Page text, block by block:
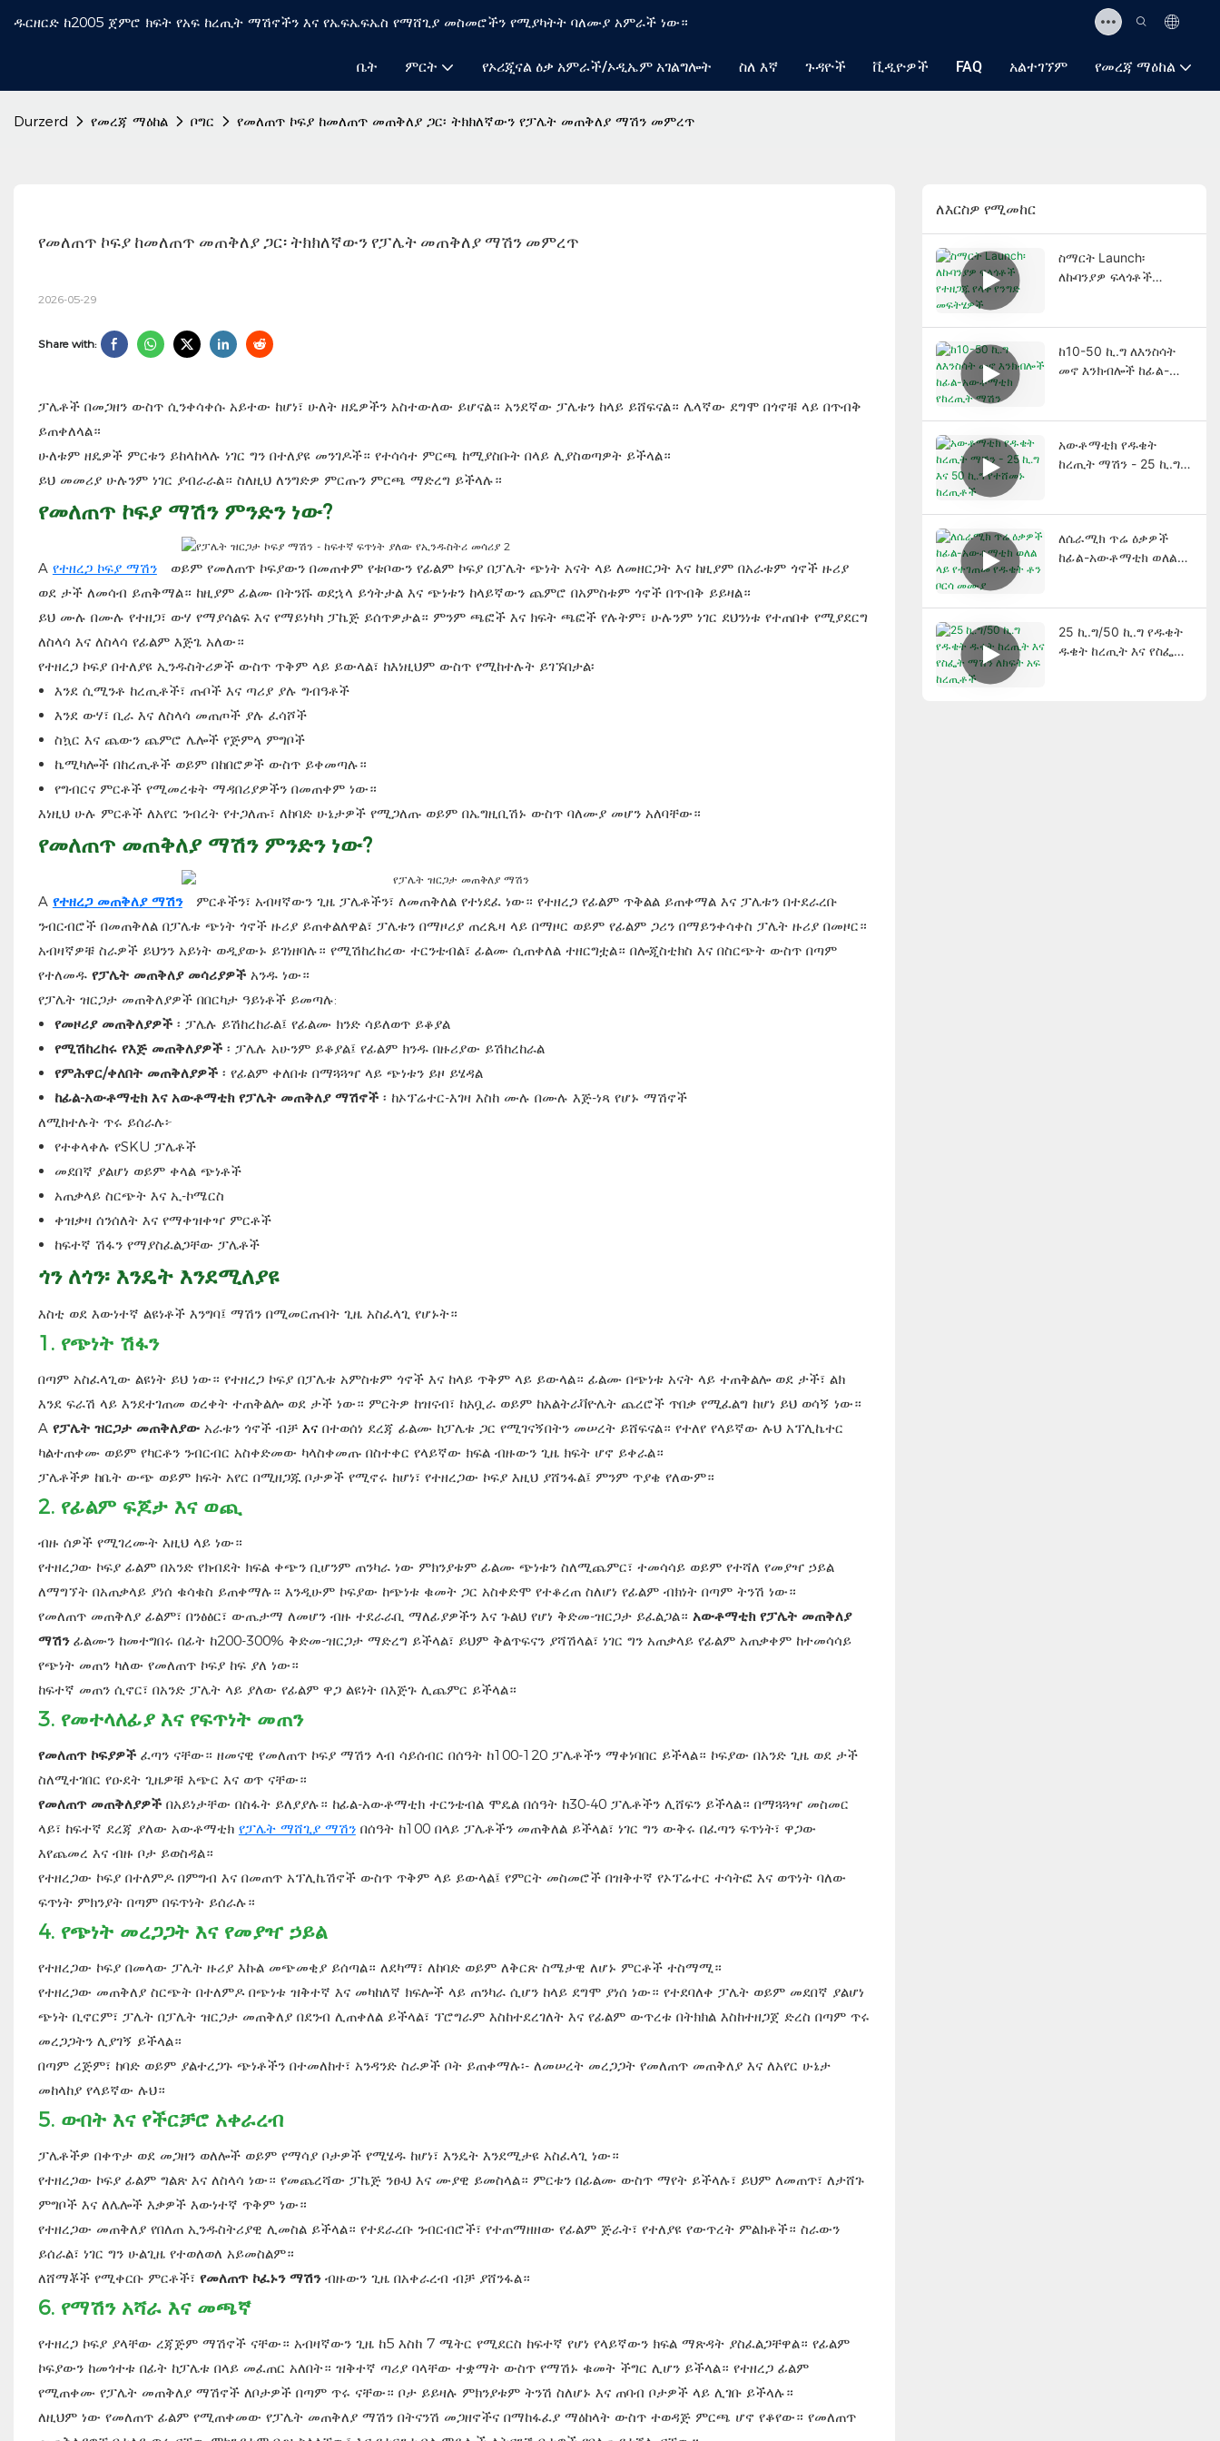
ዱርዘርድ ከ2005 ጀምሮ ክፍት የአፍ ከረጢት ማሽኖችን እና የኤፍኤፍኤስ የማሸጊያ መስመሮችን የሚያካትት ባለሙያ አምራች ነው።
ቤት ምርት የኦሪጂናል ዕቃ አምራች/ኦዲኤም አገልግሎት ስለ እኛ ጉዳዮች ቪዲዮዎች FAQ አልተገኘም የመረጃ ማዕከል
Durzerd የመረጃ ማዕከል ቦግር የመለጠጥ ኮፍያ ከመለጠጥ መጠቅለያ ጋር፡ ትክክለኛውን የፓሌት መጠቅለያ ማሽን መምረጥ
የመለጠጥ ኮፍያ ከመለጠጥ መጠቅለያ ጋር፡ ትክክለኛውን የፓሌት መጠቅለያ ማሽን መምረጥ
2026-05-29
Share with:
ፓሌቶች በመጋዘን ውስጥ ሲንቀሳቀሱ አይተው ከሆነ፣ ሁለት ዘዴዎችን አስተውለው ይሆናል። አንደኛው ፓሌቱን ከላይ ይሸፍናል። ሌላኛው ደግሞ በጎኖቹ ላይ በጥብቅ
ይጠቀለላል።
ሁለቱም ዘዴዎች ምርቱን ይከላከላሉ ነገር ግን በተለያዩ መንገዶች። የተሳሳተ ምርጫ ከሚያስቡት በላይ ሊያስወጣዎት ይችላል።
ይህ መመሪያ ሁሉንም ነገር ያብራራል። ስለዚህ ለንግድዎ ምርጡን ምርጫ ማድረግ ይችላሉ።
የመለጠጥ ኮፍያ ማሽን ምንድን ነው?
A የተዘረጋ ኮፍያ ማሽን
ወይም የመለጠጥ ኮፍያውን በመጠቀም የቱቦውን የፊልም ኮፍያ በፓሌት ጭነት አናት ላይ ለመዘርጋት እና ከዚያም በአራቱም ጎኖች ዙሪያ
ወደ ታች ለመሳብ ይጠቅማል። ከዚያም ፊልሙ በትንሹ ወደኋላ ይጎትታል እና ጭነቱን ከላይኛውን ጨምሮ በአምስቱም ጎኖች በጥብቅ ይይዛል።
ይህ ሙሉ በሙሉ የተዘጋ፣ ውሃ የማያሳልፍ እና የማይነካካ ፓኬጅ ይሰጥዎታል። ምንም ጫፎች እና ክፍት ጫፎች የሉትም፣ ሁሉንም ነገር ደህንነቱ የተጠበቀ የሚያደርግ
ለስላሳ እና ለስላሳ የፊልም እጅጌ አለው።
የተዘረጋ ኮፍያ በተለያዩ ኢንዱስትሪዎች ውስጥ ጥቅም ላይ ይውላል፣ ከእነዚህም ውስጥ የሚከተሉት ይገኙበታል፡
እንደ ሲሚንቶ ከረጢቶች፣ ጡቦች እና ጣሪያ ያሉ ግብዓቶች
እንደ ውሃ፣ ቢራ እና ለስላሳ መጠጦች ያሉ ፈሳሾች
ስኳር እና ጨውን ጨምሮ ሌሎች የጅምላ ምግቦች
ኬሚካሎች በከረጢቶች ወይም በከበሮዎች ውስጥ ይቀመጣሉ።
የግብርና ምርቶች የሚመረቱት ማዳበሪያዎችን በመጠቀም ነው።
እነዚህ ሁሉ ምርቶች ለአየር ንብረት የተጋለጡ፣ ለከባድ ሁኔታዎች የሚጋለጡ ወይም በኤግዚቢሽኑ ውስጥ ባለሙያ መሆን አለባቸው።
የመለጠጥ መጠቅለያ ማሽን ምንድን ነው?
A የተዘረጋ መጠቅለያ ማሽን
ምርቶችን፣ አብዛኛውን ጊዜ ፓሌቶችን፣ ለመጠቅለል የተነደፈ ነው። የተዘረጋ የፊልም ጥቅልል ​​ይጠቀማል እና ፓሌቱን በተደራረቡ
ንብርብሮች በመጠቅለል በፓሌቱ ጭነት ጎኖች ዙሪያ ይጠቀልለዋል፣ ፓሌቱን በማዞሪያ ጠረጴዛ ላይ በማዞር ወይም የፊልም ጋሪን በማይንቀሳቀስ ፓሌት ዙሪያ በመዞር።
አብዛኛዎቹ ስራዎች ይህንን አይነት ወዲያውኑ ይገነዘባሉ። የሚሽከረከረው ተርንቴብል፣ ፊልሙ ሲጠቀለል ተዘርግቷል። በሎጂስቲክስ እና በስርጭት ውስጥበጣም
የተለመዱ የፓሌት መጠቅለያ መሳሪያዎችአንዱ ነው።
የፓሌት ዝርጋታ መጠቅለያዎች በበርካታ ዓይነቶች ይመጣሉ:
የመዞሪያ መጠቅለያዎች ፡ ፓሌሉ ይሽከረከራል፤ የፊልሙ ክንድ ሳይለወጥ ይቆያል
የሚሽከረከሩ የእጅ መጠቅለያዎች ፡ ፓሌሉ አሁንም ይቆያል፤ የፊልም ክንዱ በዙሪያው ይሽከረከራል
የምሕዋር/ቀለበት መጠቅለያዎች ፡ የፊልም ቀለበቱ በማጓጓዣ ላይ ጭነቱን ይዞ ይሄዳል
ከፊል-አውቶማቲክ እና አውቶማቲክ የፓሌት መጠቅለያ ማሽኖች ፡ ከኦፕሬተር-እገዛ እስከ ሙሉ በሙሉ እጅ-ነጻ የሆኑ ማሽኖች
ለሚከተሉት ጥሩ ይሰራሉ፦
የተቀላቀሉ የSKU ፓሌቶች
መደበኛ ያልሆነ ወይም ቀላል ጭነቶች
አጠቃላይ ስርጭት እና ኢ-ኮሜርስ
ቀዝቃዛ ሰንሰለት እና የማቀዝቀዣ ምርቶች
ከፍተኛ ሽፋን የማያስፈልጋቸው ፓሌቶች
ጎን ለጎን፡ እንዴት እንደሚለያዩ
እስቲ ወደ እውነተኛ ልዩነቶች እንግባ፤ ማሽን በሚመርጡበት ጊዜ አስፈላጊ የሆኑት።
1. የጭነት ሽፋን
በጣም አስፈላጊው ልዩነት ይህ ነው። የተዘረጋ ኮፍያ በፓሌቱ አምስቱም ጎኖች እና ከላይ ጥቅም ላይ ይውላል። ፊልሙ በጭነቱ አናት ላይ ተጠቅልሎ ወደ ታች፣ ልክ
እንደ ፍራሽ ላይ እንደተገጠመ ወረቀት ተጠቅልሎ ወደ ታች ነው። ምርትዎ ከዝናብ፣ ከአቧራ ወይም ከአልትራቫዮሌት ጨረሮች ጥበቃ የሚፈልግ ከሆነ ይህ ወሳኝ ነው።
A የፓሌት ዝርጋታ መጠቅለያው አራቱን ጎኖች ብቻ እናበተወሰነ ደረጃ ፊልሙ ከፓሌቱ ጋር የሚገናኝበትን መሠረት ይሸፍናል። የተለየ የላይኛው ሉህ አፕሊኬተር
ካልተጠቀሙ ወይም የካርቶን ንብርብር አስቀድመው ካላስቀመጡ በስተቀር የላይኛው ክፍል ብዙውን ጊዜ ክፍት ሆኖ ይቀራል።
ፓሌቶችዎ ከቤት ውጭ ወይም ክፍት አየር በሚዘጋጁ ቦታዎች የሚኖሩ ከሆነ፣ የተዘረጋው ኮፍያ እዚህ ያሸንፋል፤ ምንም ጥያቄ የለውም።
2. የፊልም ፍጆታ እና ወጪ
ብዙ ሰዎች የሚገረሙት እዚህ ላይ ነው።
የተዘረጋው ኮፍያ ፊልም በአንድ የክብደት ክፍል ቀጭን ቢሆንም ጠንካራ ነው ምክንያቱም ፊልሙ ጭነቱን ስለሚጨምር፣ ተመሳሳይ ወይም የተሻለ የመያዣ ኃይል
ለማግኘት በአጠቃላይ ያነሰ ቁሳቁስ ይጠቀማሉ። እንዲሁም ኮፍያው ከጭነቱ ቁመት ጋር አስቀድሞ የተቆረጠ ስለሆነ የፊልም ብክነት በጣም ትንሽ ነው።
የመለጠጥ መጠቅለያ ፊልም፣ በንፅፅር፣ ውጤታማ ለመሆን ብዙ ተደራራቢ ማለፊያዎችን እና ጉልህ የሆነ ቅድመ-ዝርጋታ ይፈልጋል። አውቶማቲክ የፓሌት መጠቅለያ
ማሽን ፊልሙን ከመተግበሩ በፊት ከ200-300% ቅድመ-ዝርጋታ ማድረግ ይችላል፣ ይህም ቅልጥፍናን ያሻሽላል፣ ነገር ግን አጠቃላይ የፊልም አጠቃቀም ከተመሳሳይ
የጭነት መጠን ካለው የመለጠጥ ኮፍያ ከፍ ያለ ነው።
ከፍተኛ መጠን ሲኖር፣ በአንድ ፓሌት ላይ ያለው የፊልም ዋጋ ልዩነት በእጅጉ ሊጨምር ይችላል።
3. የመተላለፊያ እና የፍጥነት መጠን
የመለጠጥ ኮፍያዎች ፈጣን ናቸው። ዘመናዊ የመለጠጥ ኮፍያ ማሽን ላብ ሳይሰብር በሰዓት ከ100-120 ፓሌቶችን ማቀነባበር ይችላል። ኮፍያው በአንድ ጊዜ ወደ ታች
ስለሚተገበር የዑደት ጊዜዎቹ አጭር እና ወጥ ናቸው።
የመለጠጥ መጠቅለያዎች በአይነታቸው በስፋት ይለያያሉ። ከፊል-አውቶማቲክ ተርንቴብል ሞዴል በሰዓት ከ30-40 ፓሌቶችን ሊሸፍን ይችላል። በማጓጓዣ መስመር
ላይ፣ ከፍተኛ ደረጃ ያለው አውቶማቲክ የፓሌት ማሸጊያ ማሽን በሰዓት ከ100 በላይ ፓሌቶችን መጠቅለል ይችላል፣ ነገር ግን ውቅሩ በፈጣን ፍጥነት፣ ዋጋው
እየጨመረ እና ብዙ ቦታ ይወስዳል።
የተዘረጋው ኮፍያ በተለምዶ በምግብ እና በመጠጥ አፕሊኬሽኖች ውስጥ ጥቅም ላይ ይውላል፤ የምርት መስመሮች በዝቅተኛ የኦፕሬተር ተሳትፎ እና ወጥነት ባለው
ፍጥነት ምክንያት በጣም በፍጥነት ይሰራሉ።
4. የጭነት መረጋጋት እና የመያዣ ኃይል
የተዘረጋው ኮፍያ በመላው ፓሌት ዙሪያ እኩል መጭመቂያ ይሰጣል። ለደካማ፣ ለከባድ ወይም ለቅርጽ ስሜታዊ ለሆኑ ምርቶች ተስማሚ።
የተዘረጋው መጠቅለያ ስርጭት በተለምዶ በጭነቱ ዝቅተኛ እና መካከለኛ ክፍሎች ላይ ጠንካራ ሲሆን ከላይ ደግሞ ያነሰ ነው። የተደባለቀ ፓሌት ወይም መደበኛ ያልሆነ
ጭነት ቢኖርም፣ ፓሌት በፓሌት ዝርጋታ መጠቅለያ በደንብ ሊጠቀለል ይችላል፣ ፕሮግራም እስከተደረገለት እና የፊልም ውጥረቱ በትክክል እስከተዘጋጀ ድረስ በጣም ጥሩ
መረጋጋትን ሊያገኝ ይችላል።
በጣም ረጅም፣ ከባድ ወይም ያልተረጋጉ ጭነቶችን በተመለከተ፣ አንዳንድ ስራዎች ቦት ይጠቀማሉ፡- ለመሠረት መረጋጋት የመለጠጥ መጠቅለያ እና ለአየር ሁኔታ
መከላከያ የላይኛው ሉህ።
5. ውበት እና የችርቻሮ አቀራረብ
ፓሌቶችዎ በቀጥታ ወደ መጋዘን ወለሎች ወይም የማሳያ ቦታዎች የሚሄዱ ከሆነ፣ እንዴት እንደሚታዩ አስፈላጊ ነው።
የተዘረጋው ኮፍያ ፊልም ግልጽ እና ለስላሳ ነው። የመጨረሻው ፓኬጅ ንፁህ እና ሙያዊ ይመስላል። ምርቱን በፊልሙ ውስጥ ማየት ይችላሉ፣ ይህም ለመጠጥ፣ ለታሸጉ
ምግቦች እና ለሌሎች እቃዎች እውነተኛ ጥቅም ነው።
የተዘረጋው መጠቅለያ የበለጠ ኢንዱስትሪያዊ ሊመስል ይችላል። የተደራረቡ ንብርብሮች፣ የተጠማዘዘው የፊልም ጅራት፣ የተለያዩ የውጥረት ምልክቶች። ስራውን
ይሰራል፣ ነገር ግን ሁልጊዜ የተወለወለ አይመስልም።
ለሸማቾች የሚቀርቡ ምርቶች፣ የመለጠጥ ኮፈኑን ማሽን ብዙውን ጊዜ በአቀራረብ ብቻ ያሸንፋል።
6. የማሽን አሻራ እና መጫኛ
የተዘረጋ ኮፍያ ያላቸው ረጃጅም ማሽኖች ናቸው። አብዛኛውን ጊዜ ከ5 እስከ 7 ሜትር የሚደርስ ከፍተኛ የሆነ የላይኛውን ክፍል ማጽዳት ያስፈልጋቸዋል። የፊልም
ኮፍያውን ከመጎተቱ በፊት ከፓሌቱ በላይ መፈጠር አለበት። ዝቅተኛ ጣሪያ ባላቸው ተቋማት ውስጥ የማሽኑ ቁመት ችግር ሊሆን ይችላል። የተዘረጋ ፊልም
የሚጠቀሙ የፓሌት መጠቅለያ ማሽኖች ለቦታዎች በጣም ጥሩ ናቸው። ቦታ ይይዛሉ ምክንያቱም ትንሽ ስለሆኑ እና ጠባብ ቦታዎች ላይ ሊገቡ ይችላሉ።
ለዚህም ነው የመለጠጥ ፊልም የሚጠቀመው የፓሌት መጠቅለያ ማሽን በትናንሽ መጋዘኖችና በማከፋፈያ ማዕከላት ውስጥ ተወዳጅ ምርጫ ሆኖ የቆየው። የመለጠጥ
ለእርስዎ የሚመከር
ስማርት Launch፡
ለኩባንያዎ ፍላጎቶች
ከ10-50 ኪ.ግ ለእንስሳት
መኖ እንክብሎች ከፊል-
አውቶማቲክ የዱቄት
ከረጢት ማሽን - 25 ኪ.ግ
ለሴራሚክ ጥሬ ዕቃዎች
ከፊል-አውቶማቲክ ወለል
25 ኪ.ግ/50 ኪ.ግ የዱቄት
ዱቄት ከረጢት እና የስፌት